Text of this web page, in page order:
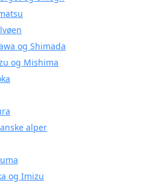
og Shimada
og Mishima
alper
og Imizu